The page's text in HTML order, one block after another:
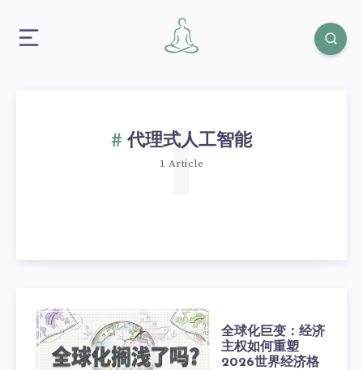
代理式人工智能
1 Article
1
全球化巨变：经济
主权如何重塑
2026世界经济格